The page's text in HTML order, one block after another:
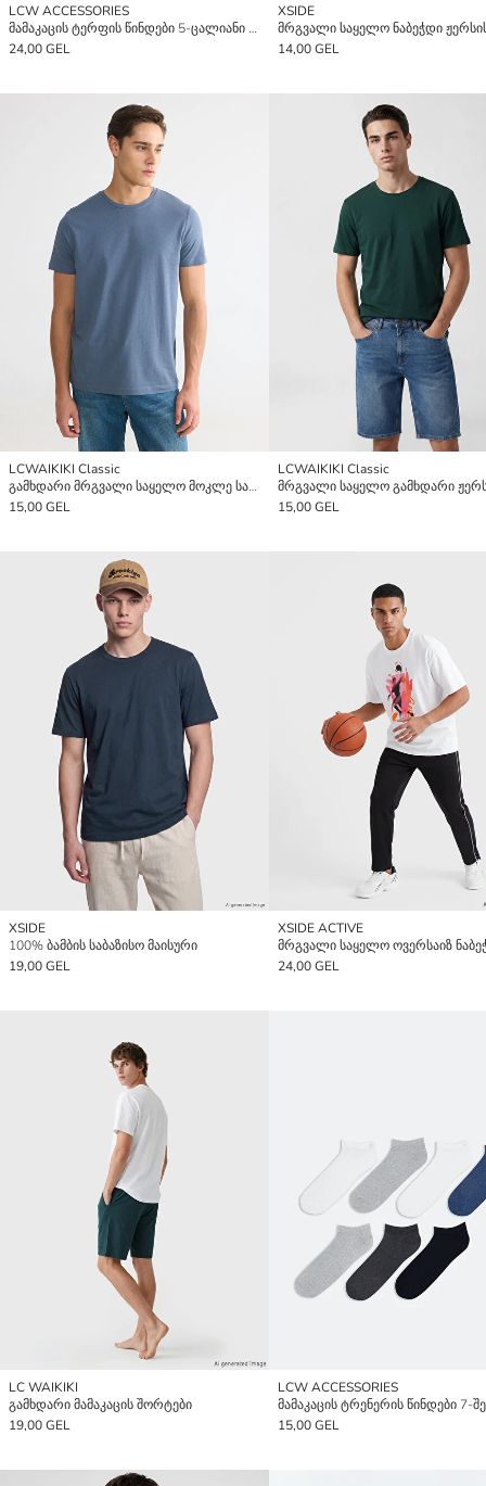
LCW ACCESSORIES
მამაკაცის ტერფის წინდები 5-ცალიანი პაკეტი
24,00 GEL
XSIDE
14,00 GEL
LCWAIKIKI Classic
გამხდარი მრგვალი საყელო მოკლე სახელო ჟერსი მამაკაცის მაისური
15,00 GEL
LCWAIKIKI Classic
15,00 GEL
XSIDE
100% ბამბის საბაზისო მაისური
19,00 GEL
XSIDE ACTIVE
24,00 GEL
LC WAIKIKI
გამხდარი მამაკაცის შორტები
19,00 GEL
LCW ACCESSORIES
მამაკაცის ტრენერის წინდები 7-
15,00 GEL